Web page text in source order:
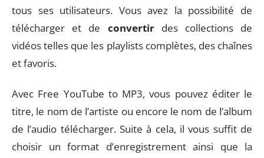
tous ses utilisateurs. Vous avez la possibilité de
télécharger et de convertirdes collections de
vidéos telles que les playlists complètes, des chaînes
et favoris.
Avec Free YouTube to MP3, vous pouvez éditer le
titre, le nom de l’artiste ou encore le nom de l’album
de l’audio télécharger. Suite à cela, il vous suffit de
choisir un format d’enregistrement ainsi que la